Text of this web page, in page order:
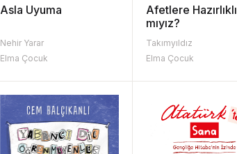
Asla Uyuma
Nehir Yarar
Elma Çocuk
Afetlere Hazırlıklı
mıyız?
Takımyıldız
Elma Çocuk